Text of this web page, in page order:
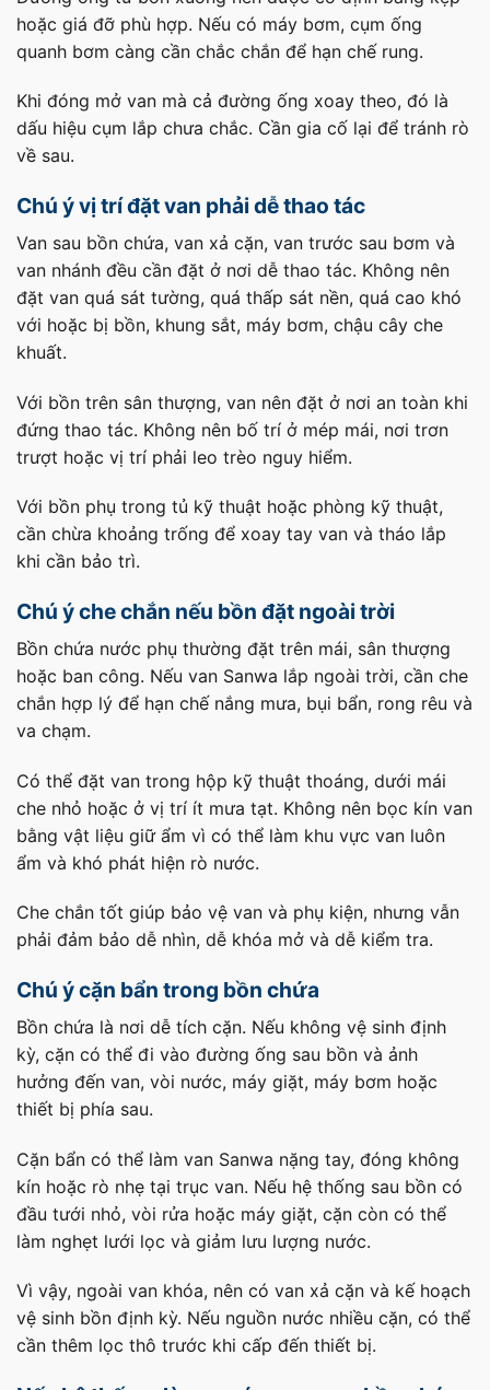
hoặc giá đỡ phù hợp. Nếu có máy bơm, cụm ống
quanh bơm càng cần chắc chắn để hạn chế rung.
Khi đóng mở van mà cả đường ống xoay theo, đó là
dấu hiệu cụm lắp chưa chắc. Cần gia cố lại để tránh rò
về sau.
Chú ý vị trí đặt van phải dễ thao tác
Van sau bồn chứa, van xả cặn, van trước sau bơm và
van nhánh đều cần đặt ở nơi dễ thao tác. Không nên
đặt van quá sát tường, quá thấp sát nền, quá cao khó
với hoặc bị bồn, khung sắt, máy bơm, chậu cây che
khuất.
Với bồn trên sân thượng, van nên đặt ở nơi an toàn khi
đứng thao tác. Không nên bố trí ở mép mái, nơi trơn
trượt hoặc vị trí phải leo trèo nguy hiểm.
Với bồn phụ trong tủ kỹ thuật hoặc phòng kỹ thuật,
cần chừa khoảng trống để xoay tay van và tháo lắp
khi cần bảo trì.
Chú ý che chắn nếu bồn đặt ngoài trời
Bồn chứa nước phụ thường đặt trên mái, sân thượng
hoặc ban công. Nếu van Sanwa lắp ngoài trời, cần che
chắn hợp lý để hạn chế nắng mưa, bụi bẩn, rong rêu và
va chạm.
Có thể đặt van trong hộp kỹ thuật thoáng, dưới mái
che nhỏ hoặc ở vị trí ít mưa tạt. Không nên bọc kín van
bằng vật liệu giữ ẩm vì có thể làm khu vực van luôn
ẩm và khó phát hiện rò nước.
Che chắn tốt giúp bảo vệ van và phụ kiện, nhưng vẫn
phải đảm bảo dễ nhìn, dễ khóa mở và dễ kiểm tra.
Chú ý cặn bẩn trong bồn chứa
Bồn chứa là nơi dễ tích cặn. Nếu không vệ sinh định
kỳ, cặn có thể đi vào đường ống sau bồn và ảnh
hưởng đến van, vòi nước, máy giặt, máy bơm hoặc
thiết bị phía sau.
Cặn bẩn có thể làm van Sanwa nặng tay, đóng không
kín hoặc rò nhẹ tại trục van. Nếu hệ thống sau bồn có
đầu tưới nhỏ, vòi rửa hoặc máy giặt, cặn còn có thể
làm nghẹt lưới lọc và giảm lưu lượng nước.
Vì vậy, ngoài van khóa, nên có van xả cặn và kế hoạch
vệ sinh bồn định kỳ. Nếu nguồn nước nhiều cặn, có thể
cần thêm lọc thô trước khi cấp đến thiết bị.